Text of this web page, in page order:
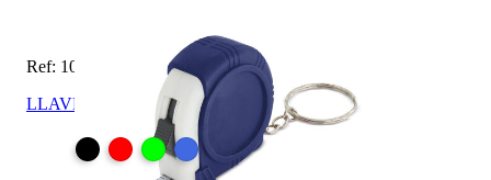
Ref: 10388-AZ
LLAVERO FLEXÓMETRO "FLINT"